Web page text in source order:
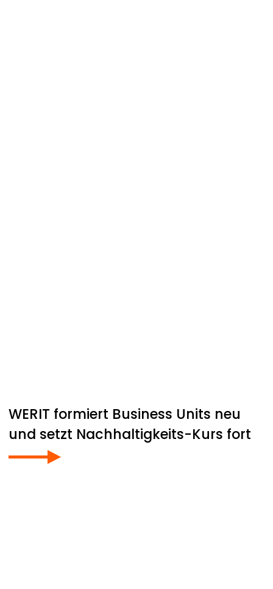
WERIT formiert Business Units neu
und setzt Nachhaltigkeits-Kurs fort